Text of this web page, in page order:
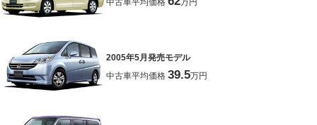
2005年5月発売モデル
中古車平均価格 39.5万円